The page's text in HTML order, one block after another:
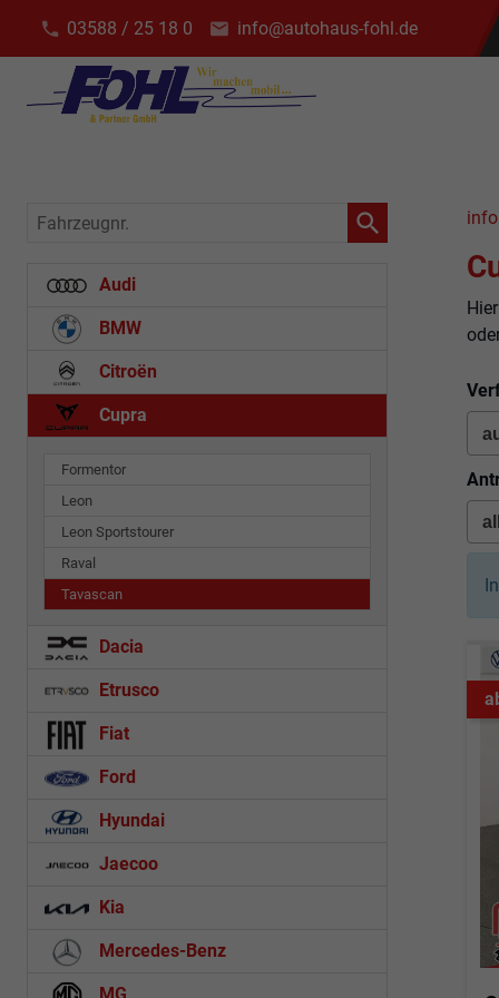
03588 / 25 18 0 info@autohaus-fohl.de
info
Fahrzeugnr.
Audi
BMW
Citroën
Cupra
Formentor
Leon
Leon Sportstourer
Raval
Tavascan
Dacia
Etrusco
Fiat
Ford
Hyundai
Jaecoo
Kia
Mercedes-Benz